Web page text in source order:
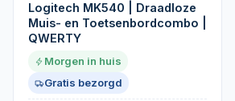
Logitech MK540 | Draadloze
Muis- en Toetsenbordcombo |
QWERTY
Morgen in huis
Gratis bezorgd